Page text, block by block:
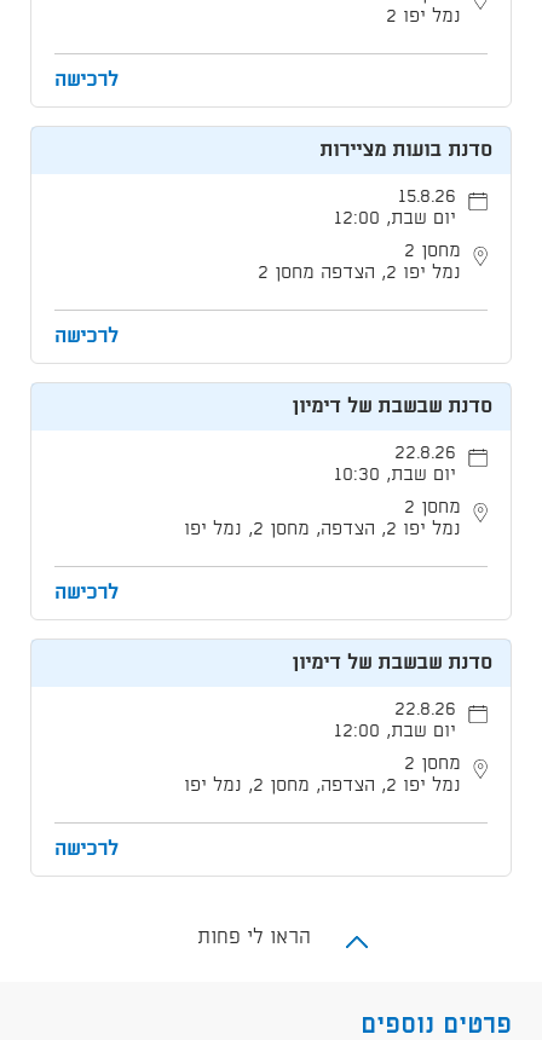
נמל יפו 2
לרכישה
סדנת בועות מציירות
15.8.26
יום שבת, 12:00
מחסן 2
נמל יפו 2, הצדפה מחסן 2
לרכישה
סדנת שבשבת של דימיון
22.8.26
יום שבת, 10:30
מחסן 2
נמל יפו 2, הצדפה, מחסן 2, נמל יפו
לרכישה
סדנת שבשבת של דימיון
22.8.26
יום שבת, 12:00
מחסן 2
נמל יפו 2, הצדפה, מחסן 2, נמל יפו
לרכישה
הראו לי פחות
פרטים נוספים